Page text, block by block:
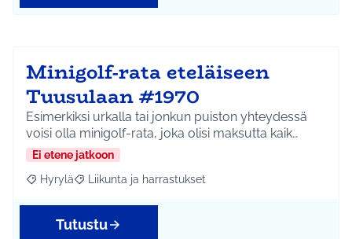
Minigolf-rata eteläiseen
Tuusulaan #1970
Esimerkiksi urkalla tai jonkun puiston yhteydessä
voisi olla minigolf-rata, joka olisi maksutta kaik…
Ei etene jatkoon
Rajaa tulokset aihepiirin mukaan: Hyrylä
Hyrylä Rajaa tulokset teeman mukaan: Liikunta ja
Liikunta ja harrastukset
Tutustu